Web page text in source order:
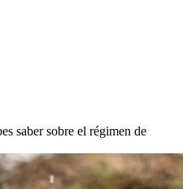
saber sobre el régimen de